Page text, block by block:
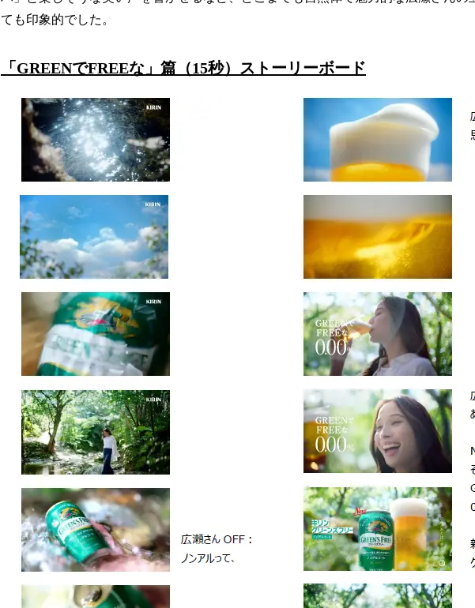
ても印象的でした。
「GREENでFREEな」篇（15秒）ストーリーボード